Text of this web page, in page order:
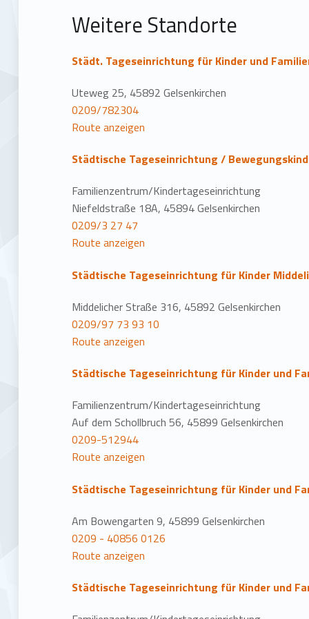
i
o
n
Weitere Standorte
Städt. Tageseinrichtung für Kinder und
Uteweg 25, 45892 Gelsenkirchen
0209/782304
Route anzeigen
Städtische Tageseinrichtung /
Familienzentrum/Kindertageseinrichtung
Niefeldstraße 18A, 45894 Gelsenkirchen
0209/3 27 47
Route anzeigen
Städtische Tageseinrichtung für Kinder
Middelicher Straße 316, 45892 Gelsenkirchen
0209/97 73 93 10
Route anzeigen
Städtische Tageseinrichtung für Kinder und
Familienzentrum/Kindertageseinrichtung
Auf dem Schollbruch 56, 45899 Gelsenkirchen
0209-512944
Route anzeigen
Städtische Tageseinrichtung für Kinder und
Am Bowengarten 9, 45899 Gelsenkirchen
0209 - 40856 0126
Route anzeigen
Städtische Tageseinrichtung für Kinder und